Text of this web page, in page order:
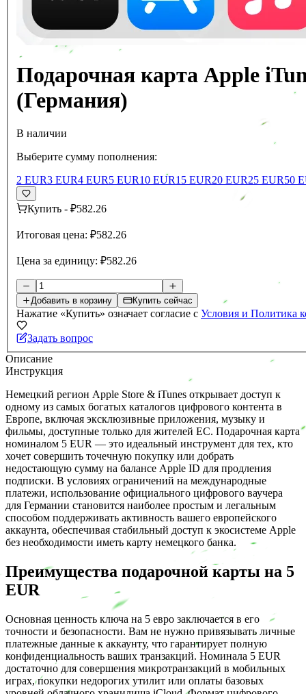
Подарочная карта Apple
(Германия)
В наличии
Выберите сумму пополнения:
2 EUR3 EUR4 EUR5 EUR10 EUR15 EUR20 EUR25 EUR50
Купить - ₽582.26
Итоговая цена: ₽582.26
Цена за единицу: ₽582.26
Добавить в корзину Купить сейчас
Нажатие «Купить» означает согласие с Условия и Политика
Задать вопрос
Описание
Инструкция
Немецкий регион Apple Store & iTunes открывает доступ к
одному из самых богатых каталогов цифрового контента в
Европе, включая эксклюзивные приложения, музыку и
фильмы, доступные только для жителей ЕС. Подарочная карта
номиналом 5 EUR — это идеальный инструмент для тех, кто
хочет совершить точечную покупку или добрать
недостающую сумму на балансе Apple ID для продления
подписки. В условиях ограничений на международные
платежи, использование официального цифрового ваучера
для Германии становится наиболее простым и легальным
способом поддерживать активность вашего европейского
аккаунта, обеспечивая стабильный доступ к экосистеме Apple
без необходимости иметь карту немецкого банка.
Преимущества подарочной карты на 5
EUR
Основная ценность ключа на 5 евро заключается в его
точности и безопасности. Вам не нужно привязывать личные
платежные данные к аккаунту, что гарантирует полную
конфиденциальность ваших транзакций. Номинала 5 EUR
достаточно для совершения микротранзакций в мобильных
играх, покупки недорогих утилит или оплаты базовых